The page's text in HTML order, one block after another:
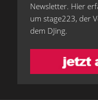
Newsletter. Hier
um stage223, der
dem DJing.